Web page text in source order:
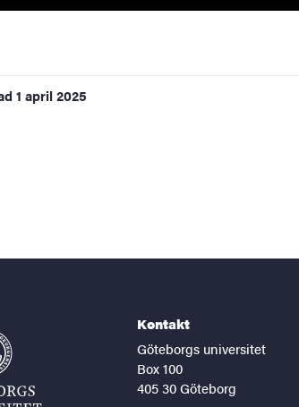
1 april 2025
Kontakt
Göteborgs universitet
Box 100
405 30 Göteborg